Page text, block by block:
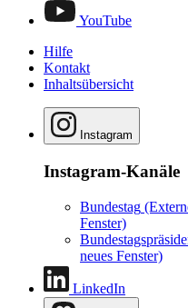
YouTube
Hilfe
Kontakt
Inhaltsübersicht
Instagram
Instagram-Kanäle
Bundestag
Fenster)
neues Fenster)
LinkedIn